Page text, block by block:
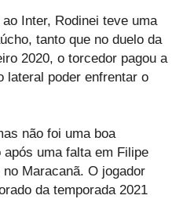
Inter, Rodinei teve uma
tanto que no duelo da
2020, o torcedor pagou a
lateral poder enfrentar o
não foi uma boa
uma falta em Filipe
Maracanã. O jogador
da temporada 2021